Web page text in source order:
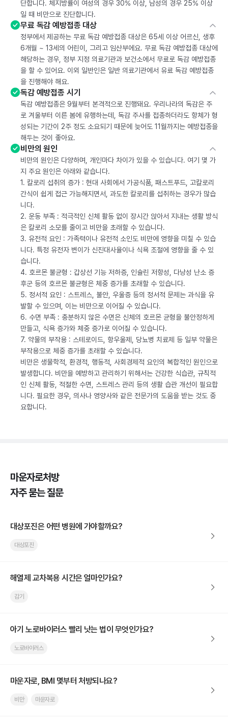
단합니다. 체지방률이 여성의 경우 30% 이상, 남성의 경우 25% 이상
일 때 비만으로 진단합니다.
무료 독감 예방접종 대상
정부에서 제공하는 무료 독감 예방접종 대상은 65세 이상 어르신, 생후
6개월 ~ 13세의 어린이, 그리고 임산부에요. 무료 독감 예방접종 대상에
해당하는 경우, 정부 지정 의료기관과 보건소에서 무료로 독감 예방접종
을 할 수 있어요. 이외 일반인은 일반 의료기관에서 유료 독감 예방접종
을 진행해야 해요.
독감 예방접종 시기
독감 예방접종은 9월부터 본격적으로 진행돼요. 우리나라의 독감은 주
로 겨울부터 이른 봄에 유행하는데, 독감 주사를 접종하더라도 항체가 형
성되는 기간이 2주 정도 소요되기 때문에 늦어도 11월까지는 예방접종을
해두는 것이 좋아요.
비만의 원인
비만의 원인은 다양하며, 개인마다 차이가 있을 수 있습니다. 여기 몇 가
지 주요 원인은 아래와 같습니다.
1. 칼로리 섭취의 증가 : 현대 사회에서 가공식품, 패스트푸드, 고칼로리
간식이 쉽게 접근 가능해지면서, 과도한 칼로리를 섭취하는 경우가 많습
니다.
2. 운동 부족 : 적극적인 신체 활동 없이 장시간 앉아서 지내는 생활 방식
은 칼로리 소모를 줄이고 비만을 초래할 수 있습니다.
3. 유전적 요인 : 가족력이나 유전적 소인도 비만에 영향을 미칠 수 있습
니다. 특정 유전자 변이가 신진대사율이나 식욕 조절에 영향을 줄 수 있
습니다.
4. 호르몬 불균형 : 갑상선 기능 저하증, 인슐린 저항성, 다낭성 난소 증
후군 등의 호르몬 불균형은 체중 증가를 초래할 수 있습니다.
5. 정서적 요인 : 스트레스, 불안, 우울증 등의 정서적 문제는 과식을 유
발할 수 있으며, 이는 비만으로 이어질 수 있습니다.
6. 수면 부족 : 충분하지 않은 수면은 신체의 호르몬 균형을 불안정하게
만들고, 식욕 증가와 체중 증가로 이어질 수 있습니다.
7. 약물의 부작용 : 스테로이드, 항우울제, 당뇨병 치료제 등 일부 약물은
부작용으로 체중 증가를 초래할 수 있습니다.
비만은 생물학적, 환경적, 행동적, 사회경제적 요인의 복합적인 원인으로
발생합니다. 비만을 예방하고 관리하기 위해서는 건강한 식습관, 규칙적
인 신체 활동, 적절한 수면, 스트레스 관리 등의 생활 습관 개선이 필요합
니다. 필요한 경우, 의사나 영양사와 같은 전문가의 도움을 받는 것도 중
요합니다.
마운자로처방
자주 묻는 질문
대상포진은 어떤 병원에 가야할까요?
대상포진
해열제 교차복용 시간은 얼마인가요?
감기
아기 노로바이러스 빨리 낫는 법이 무엇인가요?
노로바이러스
마운자로, BMI 몇부터 처방되나요?
비만 마운자로